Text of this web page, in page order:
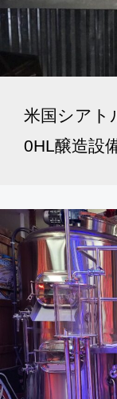
米国シアト
0HL醸造設